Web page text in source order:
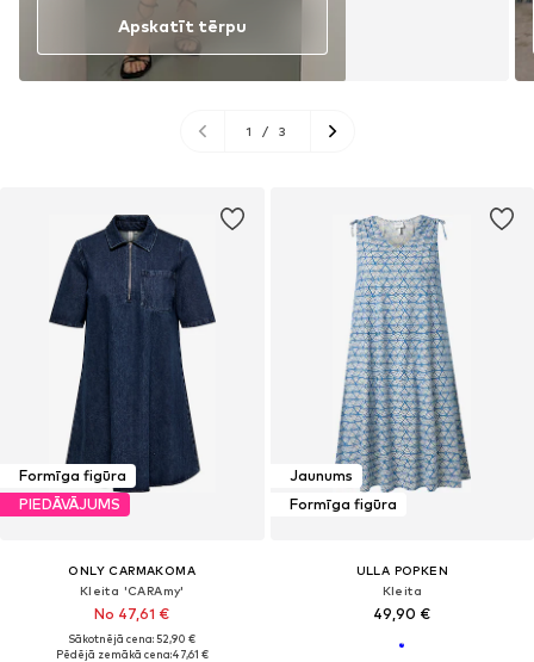
Formīga figūra
PIEDĀVĀJUMS
ONLY CARMAKOMA
Kleita 'CARAmy'
No 47,61 €
Sākotnējā cena: 52,90 €
Pēdējā zemākā cena:47,61 €
Jaunums
Formīga figūra
ULLA POPKEN
Kleita
49,90 €
Apskatīt tērpu
1 / 3